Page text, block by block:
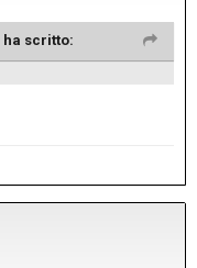
ha scritto: